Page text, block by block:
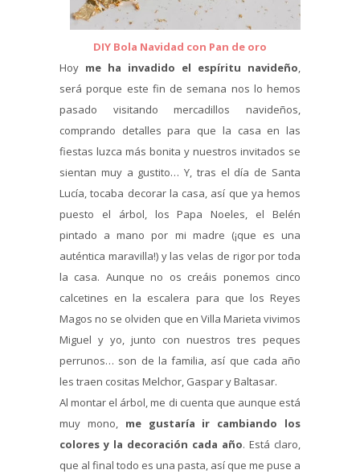
DIY Bola Navidad con Pan de oro
Hoy me ha invadido el espíritu navideño,
será porque este fin de semana nos lo hemos
pasado visitando mercadillos navideños,
comprando detalles para que la casa en las
fiestas luzca más bonita y nuestros invitados se
sientan muy a gustito… Y, tras el día de Santa
Lucía, tocaba decorar la casa, así que ya hemos
puesto el árbol, los Papa Noeles, el Belén
pintado a mano por mi madre (¡que es una
auténtica maravilla!) y las velas de rigor por toda
la casa. Aunque no os creáis ponemos cinco
calcetines en la escalera para que los Reyes
Magos no se olviden que en Villa Marieta vivimos
Miguel y yo, junto con nuestros tres peques
perrunos… son de la familia, así que cada año
les traen cositas Melchor, Gaspar y Baltasar.
Al montar el árbol, me di cuenta que aunque está
muy mono, me gustaría ir cambiando los
colores y la decoración cada año. Está claro,
que al final todo es una pasta, así que me puse a